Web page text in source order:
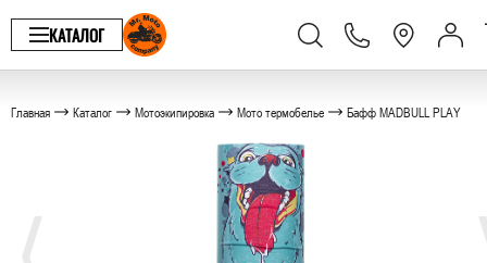
КАТАЛОГ
Главная Каталог Мотоэкипировка Мото термобелье Бафф MADBULL PLAY